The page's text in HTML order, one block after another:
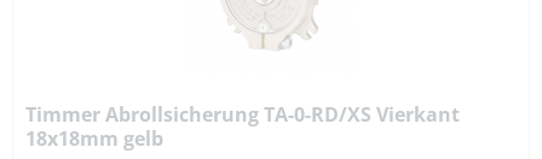
Timmer Abrollsicherung TA-0-RD/XS Vierkant
18x18mm gelb